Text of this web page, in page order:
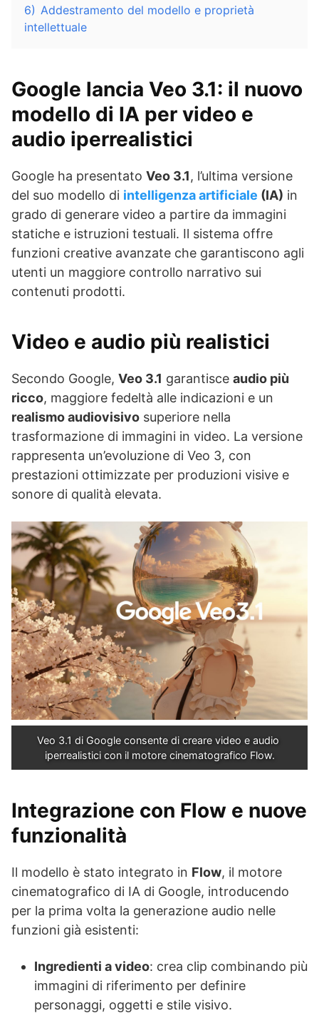
6) Addestramento del modello e proprietà
intellettuale
Google lancia Veo 3.1: il nuovo
modello di IA per video e
audio iperrealistici
Google ha presentato Veo 3.1, l’ultima versione
del suo modello di intelligenza artificiale (IA) in
grado di generare video a partire da immagini
statiche e istruzioni testuali. Il sistema offre
funzioni creative avanzate che garantiscono agli
utenti un maggiore controllo narrativo sui
contenuti prodotti.
Video e audio più realistici
Secondo Google, Veo 3.1 garantisce audio più
ricco, maggiore fedeltà alle indicazioni e un
realismo audiovisivo superiore nella
trasformazione di immagini in video. La versione
rappresenta un’evoluzione di Veo 3, con
prestazioni ottimizzate per produzioni visive e
sonore di qualità elevata.
Veo 3.1 di Google consente di creare video e audio
iperrealistici con il motore cinematografico Flow.
Integrazione con Flow e nuove
funzionalità
Il modello è stato integrato in Flow, il motore
cinematografico di IA di Google, introducendo
per la prima volta la generazione audio nelle
funzioni già esistenti:
Ingredienti a video: crea clip combinando più
immagini di riferimento per definire
personaggi, oggetti e stile visivo.